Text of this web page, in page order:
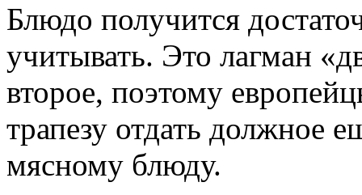
Блюдо получится
учитывать. Это лагман
второе, поэтому
трапезу отдать должное
мясному блюду.